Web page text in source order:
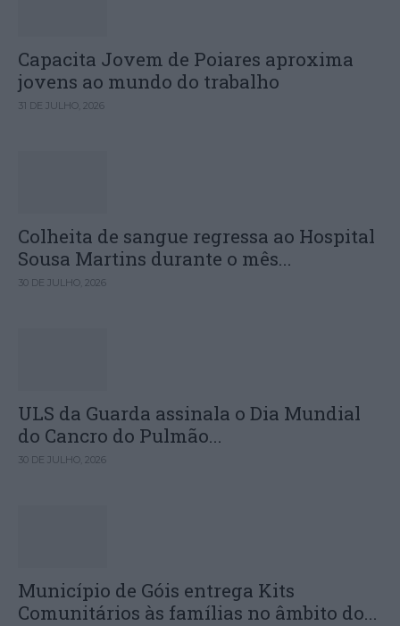
Capacita Jovem de Poiares aproxima
jovens ao mundo do trabalho
31 DE JULHO, 2026
Colheita de sangue regressa ao Hospital
Sousa Martins durante o mês...
30 DE JULHO, 2026
ULS da Guarda assinala o Dia Mundial
do Cancro do Pulmão...
30 DE JULHO, 2026
Município de Góis entrega Kits
Comunitários às famílias no âmbito do...